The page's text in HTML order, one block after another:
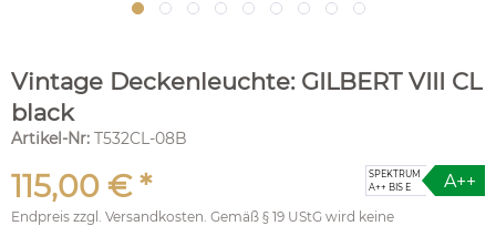
Vintage Deckenleuchte: GILBERT VIII CL
black
Artikel-Nr: T532CL-08B
A++
SPEKTRUM
A++ BIS E
115,00 € *
Endpreis zzgl. Versandkosten. Gemäß § 19 UStG wird keine